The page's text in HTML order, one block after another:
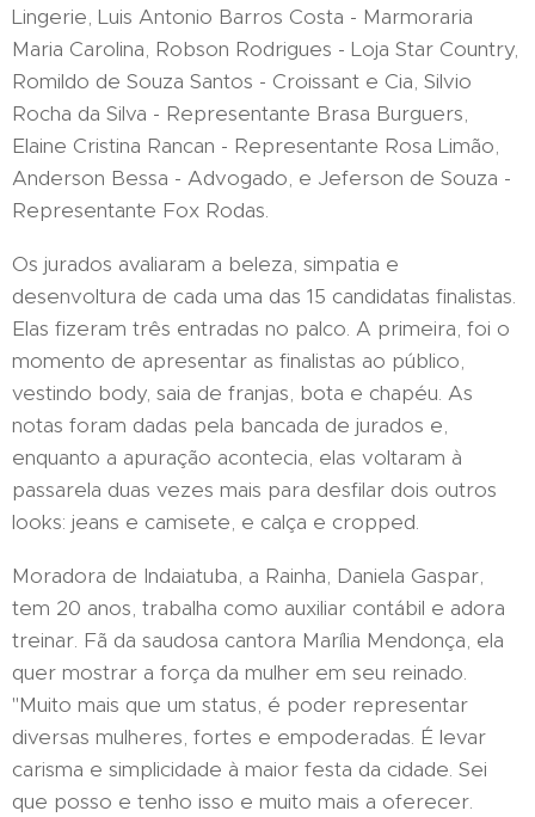
Lingerie, Luis Antonio Barros Costa - Marmoraria
Maria Carolina, Robson Rodrigues - Loja Star Country,
Romildo de Souza Santos - Croissant e Cia, Silvio
Rocha da Silva - Representante Brasa Burguers,
Elaine Cristina Rancan - Representante Rosa Limão,
Anderson Bessa - Advogado, e Jeferson de Souza -
Representante Fox Rodas.
Os jurados avaliaram a beleza, simpatia e
desenvoltura de cada uma das 15 candidatas finalistas.
Elas fizeram três entradas no palco. A primeira, foi o
momento de apresentar as finalistas ao público,
vestindo body, saia de franjas, bota e chapéu. As
notas foram dadas pela bancada de jurados e,
enquanto a apuração acontecia, elas voltaram à
passarela duas vezes mais para desfilar dois outros
looks: jeans e camisete, e calça e cropped.
Moradora de Indaiatuba, a Rainha, Daniela Gaspar,
tem 20 anos, trabalha como auxiliar contábil e adora
treinar. Fã da saudosa cantora Marília Mendonça, ela
quer mostrar a força da mulher em seu reinado.
"Muito mais que um status, é poder representar
diversas mulheres, fortes e empoderadas. É levar
carisma e simplicidade à maior festa da cidade. Sei
que posso e tenho isso e muito mais a oferecer.